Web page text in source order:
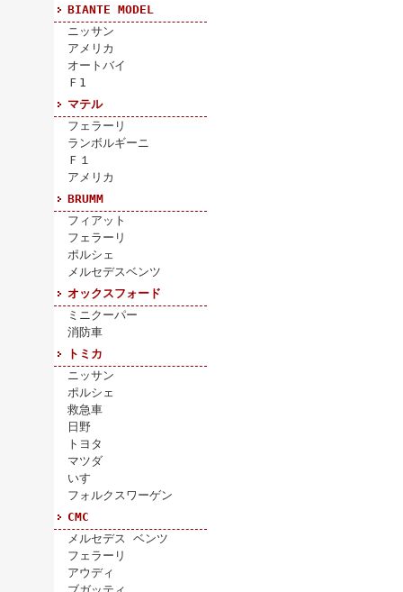
BIANTE MODEL
ニッサン
アメリカ
オートバイ
Ｆ1
マテル
フェラーリ
ランボルギーニ
Ｆ１
アメリカ
BRUMM
フィアット
フェラーリ
ポルシェ
メルセデスベンツ
オックスフォード
ミニクーパー
消防車
トミカ
ニッサン
ポルシェ
救急車
日野
トヨタ
マツダ
いすゞ
フォルクスワーゲン
CMC
メルセデス ベンツ
フェラーリ
アウディ